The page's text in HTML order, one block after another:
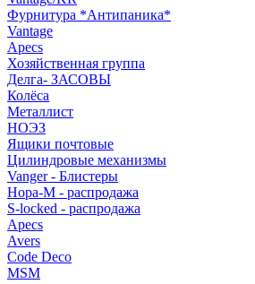
Фурнитура *Антипаника*
Vantage
Apecs
Хозяйственная группа
Делга- ЗАСОВЫ
Колёса
Металлист
НОЭЗ
Ящики почтовые
Цилиндровые механизмы
Vanger - Блистеры
Нора-М - распродажа
S-locked - распродажа
Apecs
Avers
Code Deco
MSM